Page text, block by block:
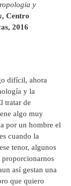
y
, Centro
2016
difícil, ahora
y la
tratar de
algo muy
por un hombre el
cuando la
tenor, algunos
proporcionarnos
así gestan una
que quiero